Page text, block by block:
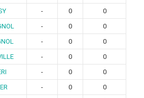
- 0
0
- 0
0
- 0
0
- 0
0
- 0
0
- 0
0